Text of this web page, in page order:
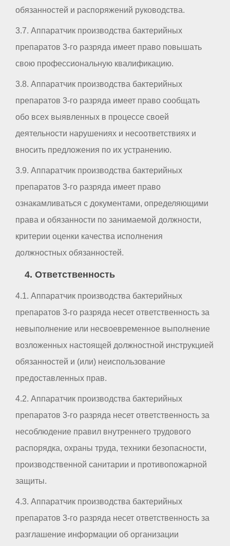
обязанностей и распоряжений руководства.
3.7. Аппаратчик производства бактерийных
препаратов 3-го разряда имеет право повышать
свою профессиональную квалификацию.
3.8. Аппаратчик производства бактерийных
препаратов 3-го разряда имеет право сообщать
обо всех выявленных в процессе своей
деятельности нарушениях и несоответствиях и
вносить предложения по их устранению.
3.9. Аппаратчик производства бактерийных
препаратов 3-го разряда имеет право
ознакамливаться с документами, определяющими
права и обязанности по занимаемой должности,
критерии оценки качества исполнения
должностных обязанностей.
4. Ответственность
4.1. Аппаратчик производства бактерийных
препаратов 3-го разряда несет ответственность за
невыполнение или несвоевременное выполнение
возложенных настоящей должностной инструкцией
обязанностей и (или) неиспользование
предоставленных прав.
4.2. Аппаратчик производства бактерийных
препаратов 3-го разряда несет ответственность за
несоблюдение правил внутреннего трудового
распорядка, охраны труда, техники безопасности,
производственной санитарии и противопожарной
защиты.
4.3. Аппаратчик производства бактерийных
препаратов 3-го разряда несет ответственность за
разглашение информации об организации